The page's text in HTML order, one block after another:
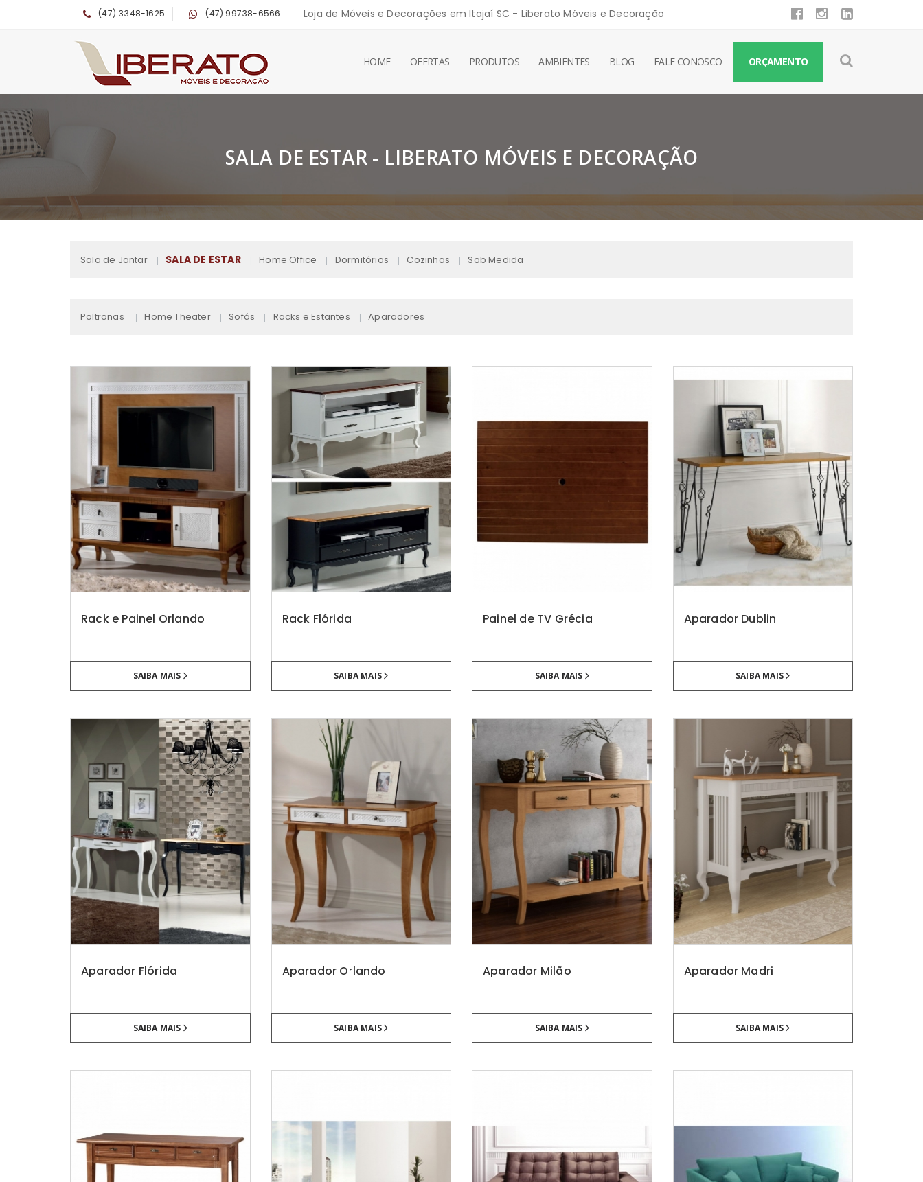
(47) 3348-1625 (47) 99738-6566 Loja de Móveis e Decorações em Itajaí SC - Liberato Móveis e Decoração
HOME OFERTAS PRODUTOS AMBIENTES BLOG FALE CONOSCO ORÇAMENTO
SALA DE ESTAR - LIBERATO MÓVEIS E DECORAÇÃO
Sala de Jantar SALA DE ESTAR Home Office Dormitórios Cozinhas Sob Medida
Poltronas Home Theater Sofás Racks e Estantes Aparadores
Rack e Painel Orlando
SAIBA MAIS
Rack Flórida
SAIBA MAIS
Painel de TV Grécia
SAIBA MAIS
Aparador Dublin
SAIBA MAIS
Aparador Flórida
SAIBA MAIS
Aparador Orlando
SAIBA MAIS
Aparador Milão
SAIBA MAIS
Aparador Madri
SAIBA MAIS